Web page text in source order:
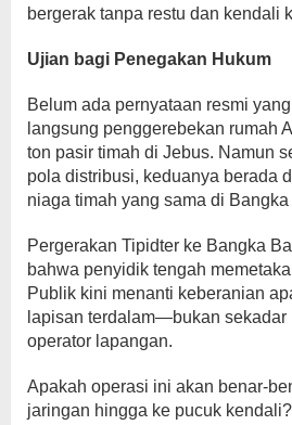
bergerak tanpa restu dan kendali
Ujian bagi Penegakan Hukum
Belum ada pernyataan resmi
langsung penggerebekan rumah
ton pasir timah di Jebus. Namun
pola distribusi, keduanya berada
niaga timah yang sama di
Pergerakan Tipidter ke Bangka
bahwa penyidik tengah
Publik kini menanti keberanian
lapisan terdalam—bukan sekadar
operator lapangan.
Apakah operasi ini akan benar-
jaringan hingga ke pucuk kendali?